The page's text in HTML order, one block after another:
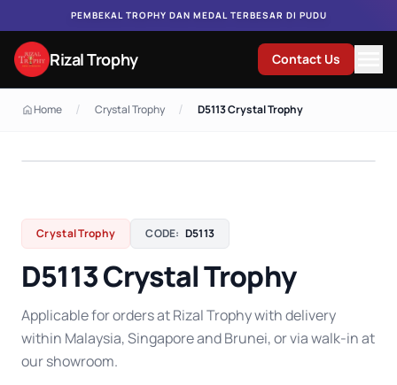
PEMBEKAL TROPHY DAN MEDAL TERBESAR DI PUDU
Rizal Trophy Contact Us
Home / Crystal Trophy / D5113 Crystal Trophy
Crystal Trophy CODE: D5113
D5113 Crystal Trophy
Applicable for orders at Rizal Trophy with delivery
within Malaysia, Singapore and Brunei, or via walk-in at
our showroom.